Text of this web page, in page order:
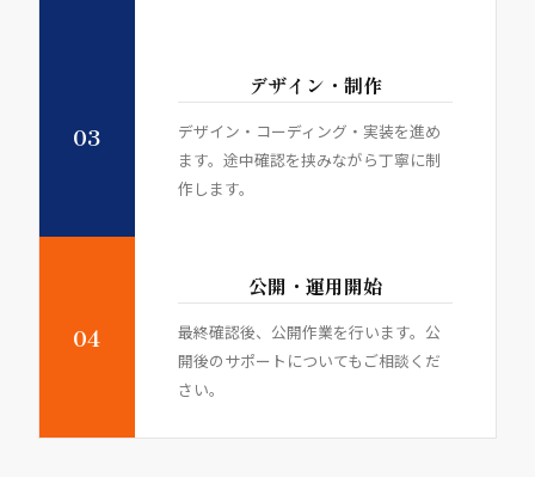
03
デザイン・制作
デザイン・コーディング・実装を進め
ます。途中確認を挟みながら丁寧に制
作します。
04
公開・運用開始
最終確認後、公開作業を行います。公
開後のサポートについてもご相談くだ
さい。